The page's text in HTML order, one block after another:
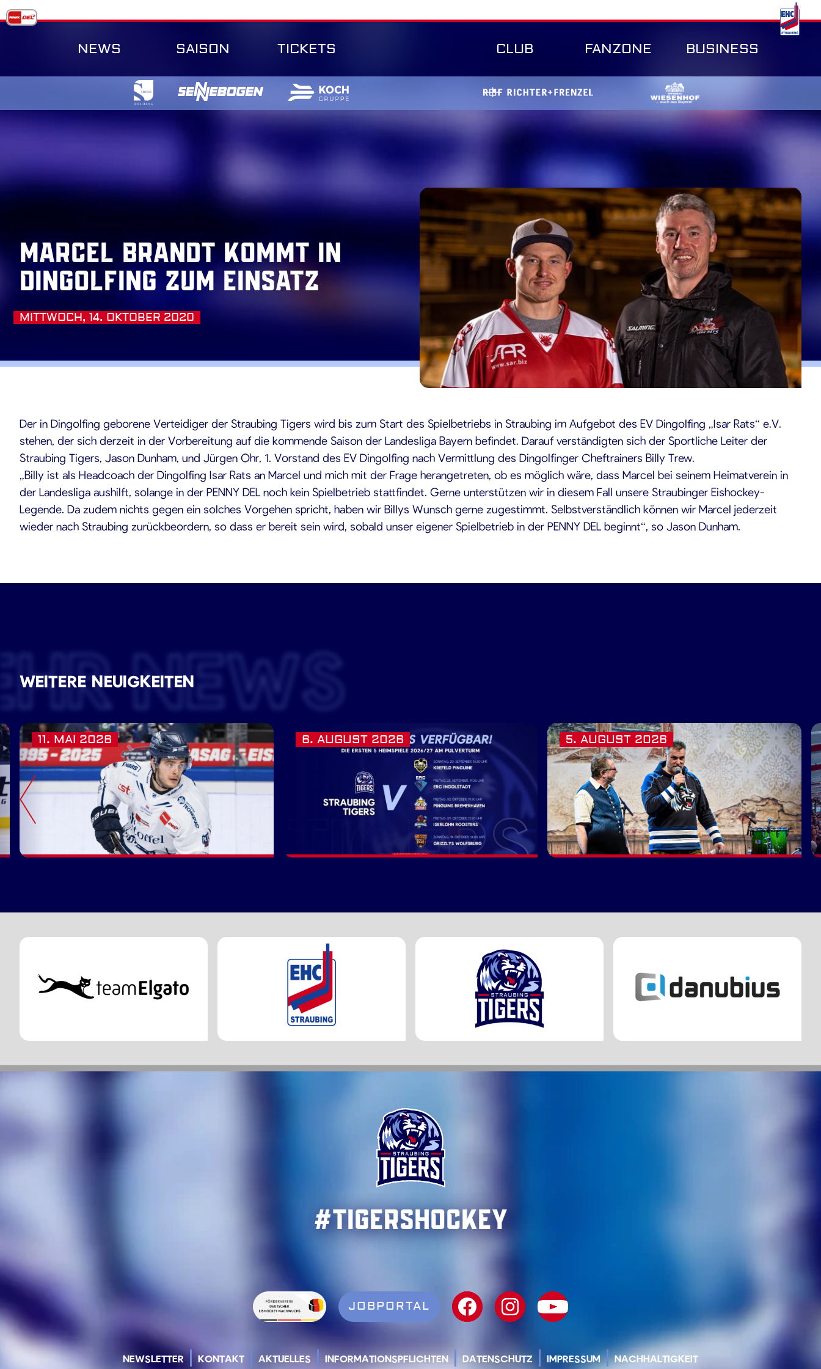
Skip
to
NEWS SAISON TICKETS CLUB FANZONE BUSINESS
Marcel Brandt kommt in
Dingolfing zum Einsatz
MITTWOCH, 14. OKTOBER 2020
Der in Dingolfing geborene Verteidiger der Straubing Tigers wird bis zum Start des Spielbetriebs in Straubing im Aufgebot des EV Dingolfing „Isar Rats“ e.V.
stehen, der sich derzeit in der Vorbereitung auf die kommende Saison der Landesliga Bayern befindet. Darauf verständigten sich der Sportliche Leiter der
Straubing Tigers, Jason Dunham, und Jürgen Ohr, 1. Vorstand des EV Dingolfing nach Vermittlung des Dingolfinger Cheftrainers Billy Trew.
„Billy ist als Headcoach der Dingolfing Isar Rats an Marcel und mich mit der Frage herangetreten, ob es möglich wäre, dass Marcel bei seinem Heimatverein in
der Landesliga aushilft, solange in der PENNY DEL noch kein Spielbetrieb stattfindet. Gerne unterstützen wir in diesem Fall unsere Straubinger Eishockey-
Legende. Da zudem nichts gegen ein solches Vorgehen spricht, haben wir Billys Wunsch gerne zugestimmt. Selbstverständlich können wir Marcel jederzeit
wieder nach Straubing zurückbeordern, so dass er bereit sein wird, sobald unser eigener Spielbetrieb in der PENNY DEL beginnt“, so Jason Dunham.
WEITERE NEUIGKEITENNEWS
6. AUGUST 2026 5. AUGUST 2026
11. MAI 2026
#TigersHockey
JOBPORTAL
NEWSLETTER KONTAKT AKTUELLES INFORMATIONSPFLICHTEN DATENSCHUTZ IMPRESSUM NACHHALTIGKEIT